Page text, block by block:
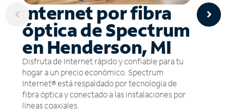
Internet por fibra
óptica de Spectrum
en Henderson, MI
Disfruta de Internet rápido y confiable para tu
hogar a un precio económico. Spectrum
Internet® está respaldado por tecnología de
fibra óptica y conectado a las instalaciones por
líneas coaxiales.